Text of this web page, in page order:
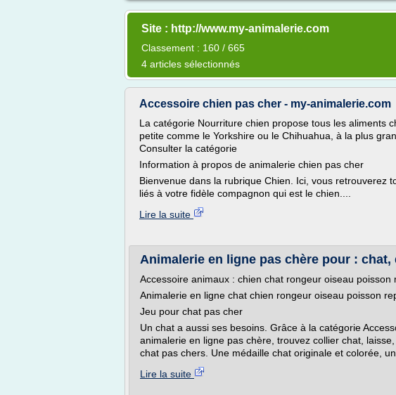
Site : http://www.my-animalerie.com
Classement : 160 / 665
4 articles sélectionnés
Accessoire chien pas cher - my-animalerie.com
La catégorie Nourriture chien propose tous les aliments
petite comme le Yorkshire ou le Chihuahua, à la plus
Consulter la catégorie
Information à propos de animalerie chien pas cher
Bienvenue dans la rubrique Chien. Ici, vous retrouverez
liés à votre fidèle compagnon qui est le chien....
Lire la suite
Animalerie en ligne pas chère pour : chat,
Accessoire animaux : chien chat rongeur oiseau poisson
Animalerie en ligne chat chien rongeur oiseau poisson
Jeu pour chat pas cher
Un chat a aussi ses besoins. Grâce à la catégorie
animalerie en ligne pas chère, trouvez collier chat,
chat pas chers. Une médaille chat originale et colorée,
Lire la suite